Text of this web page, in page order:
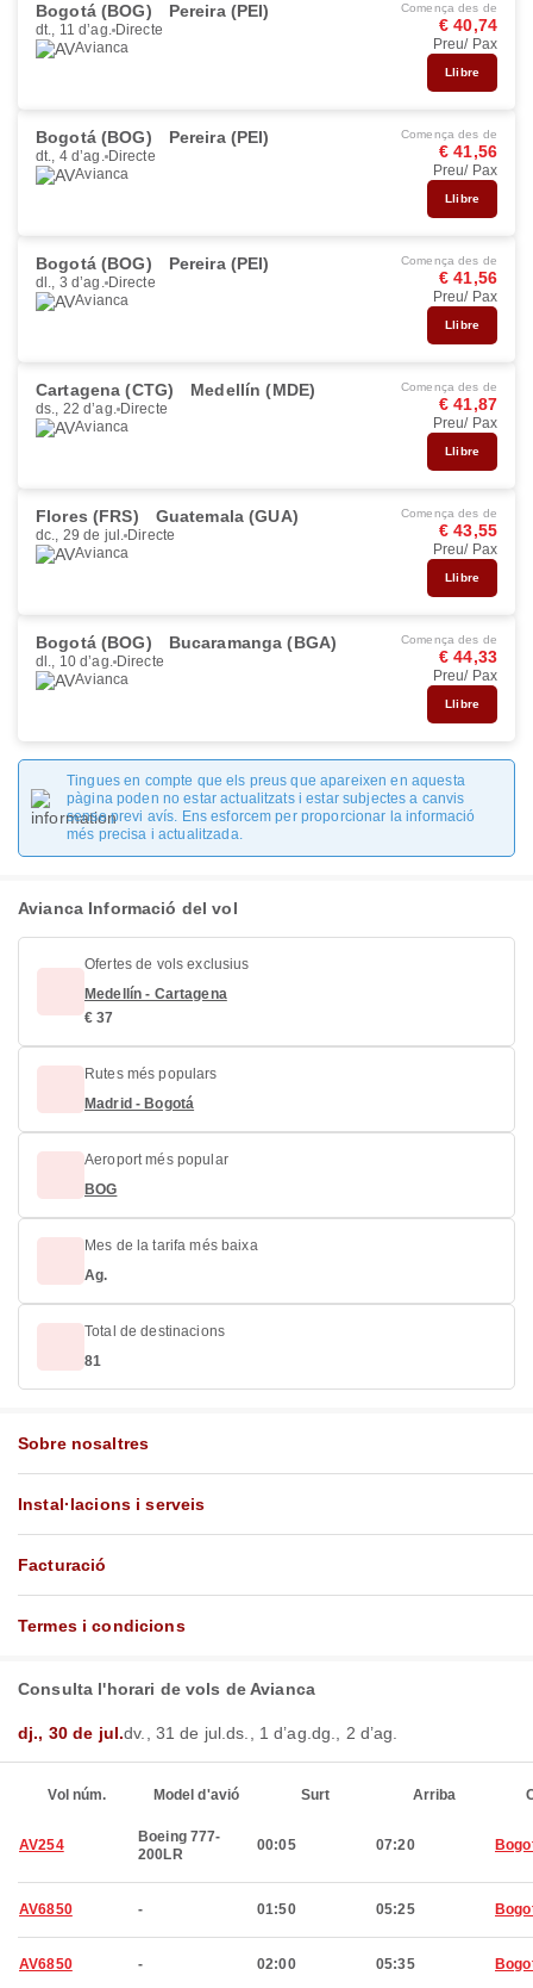
Bogotá (BOG) Pereira (PEI)
dt., 11 d’ag. Directe
Avianca
Comença des de
€ 40,74
Preu/ Pax
Llibre
Bogotá (BOG) Pereira (PEI)
dt., 4 d’ag. Directe
Avianca
Comença des de
€ 41,56
Preu/ Pax
Llibre
Bogotá (BOG) Pereira (PEI)
dl., 3 d’ag. Directe
Avianca
Comença des de
€ 41,56
Preu/ Pax
Llibre
Cartagena (CTG) Medellín (MDE)
ds., 22 d’ag. Directe
Avianca
Comença des de
€ 41,87
Preu/ Pax
Llibre
Flores (FRS) Guatemala (GUA)
dc., 29 de jul. Directe
Avianca
Comença des de
€ 43,55
Preu/ Pax
Llibre
Bogotá (BOG) Bucaramanga (BGA)
dl., 10 d’ag. Directe
Avianca
Comença des de
€ 44,33
Preu/ Pax
Llibre
Tingues en compte que els preus que apareixen en aquesta
pàgina poden no estar actualitzats i estar subjectes a canvis
sense previ avís. Ens esforcem per proporcionar la informació
més precisa i actualitzada.
Avianca Informació del vol
Ofertes de vols exclusius
Medellín - Cartagena
€ 37
Rutes més populars
Madrid - Bogotá
Aeroport més popular
BOG
Mes de la tarifa més baixa
Ag.
Total de destinacions
81
Sobre nosaltres
Instal·lacions i serveis
Facturació
Termes i condicions
Consulta l'horari de vols de Avianca
dj., 30 de jul.dv., 31 de jul.ds., 1 d’ag. dg., 2 d’ag.
Vol núm. Model d'avió Surt Arriba
AV254
Boeing 777-
200LR
00:05 07:20
AV6850 - 01:50 05:25
AV6850 - 02:00 05:35